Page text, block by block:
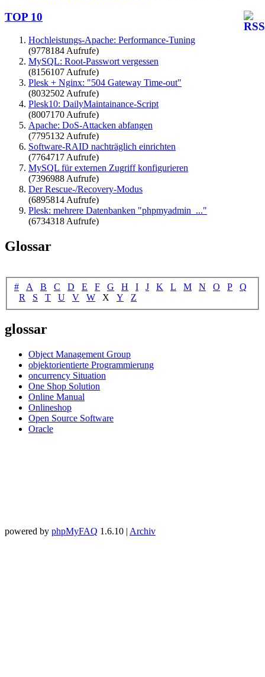
TOP 10
Hochleistungs-Apache: Performance-Tuning
(9778184 Aufrufe)
MySQL: Root-Passwort vergessen
(8156107 Aufrufe)
Plesk + Nginx: "504 Gateway Time-out"
(8032502 Aufrufe)
Plesk10: DailyMaintainance-Script
(8007170 Aufrufe)
Apache: DoS-Attacken abfangen
(7795132 Aufrufe)
Software-RAID nachträglich einrichten
(7764717 Aufrufe)
MySQL für externen Zugriff konfigurieren
(7396988 Aufrufe)
Der Rescue-/Recovery-Modus
(6895814 Aufrufe)
Plesk: mehrere Datenbanken "phpmyadmin_..."
(6734318 Aufrufe)
Glossar
# A B C D E F G H I J K L M N O P
Q
R
S T U V W X Y Z
glossar
Object Management Group
objektorientierte Programmierung
oncurrency Situation
One Shop Solution
Online Manual
Onlineshop
Open Source Software
Oracle
powered by phpMyFAQ 1.6.10 | Archiv